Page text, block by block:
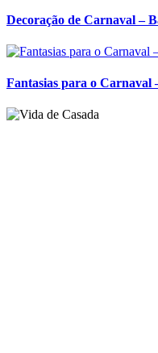
Decoração de Carnaval –
Fantasias para o Carnaval